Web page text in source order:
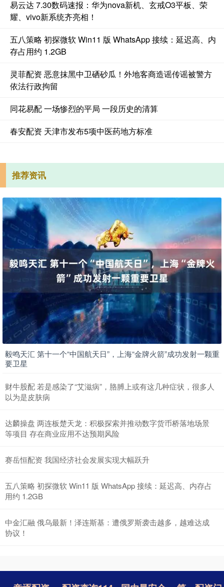
易云达 7.30数码速报：华为nova新机、玄戒O3平板、荣
耀、vivo新系统齐亮相！
五八策略 初探微软 Win11 版 WhatsApp 接续：延迟高、内
存占用约 1.2GB
灵菲配资 恶意抹黑中卫硒砂瓜！外地客商造谣传谣被警方
依法行政拘留
同花易配 一场惨烈的平局 一段历史的清算
春安配资 天津市发布5项中医药地方标准
推荐资讯
毅鸣天汇 第十一个“中国航天日”，上海“金牌火箭”成功发射一颗重
要卫星
财牛股配 若是感染了“艾滋病”，胳膊上或有这几种症状，很多人
以为是皮肤病
达麟操盘 两连板楚天龙：积极探索并推动数字货币桥落地场景
等项目 存在商业应用不达预期风险
赛岳恒配资 我国经济社会发展实现大幅跃升
五八策略 初探微软 Win11 版 WhatsApp 接续：延迟高、内存占
用约 1.2GB
中金汇融 俄乌最新！泽连斯基：遭俄罗斯袭击越多，越难达成
协议！